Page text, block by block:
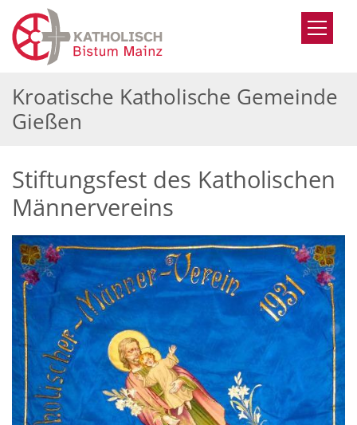
Zum Inhalt springen
Kroatische Katholische Gemeinde
Gießen
Stiftungsfest des Katholischen
Männervereins